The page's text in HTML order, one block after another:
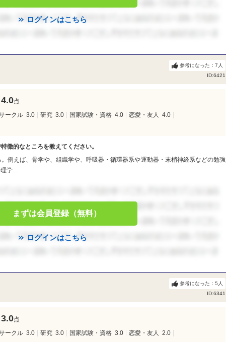
ログインはこちら
ID:6421
参考になった： 7 人
4.0点
ークル 3.0 研究 3.0 国家試験・資格 4.0 恋愛・友人 4.0
徴的なところを教えてください。
例えば、骨学や、組織学や、呼吸器・循環器系や運動器・末梢神経系などの勉強
学...
まずは会員登録（無料）
ログインはこちら
ID:6341
参考になった： 5 人
3.0点
ークル 3.0 研究 3.0 国家試験・資格 3.0 恋愛・友人 2.0